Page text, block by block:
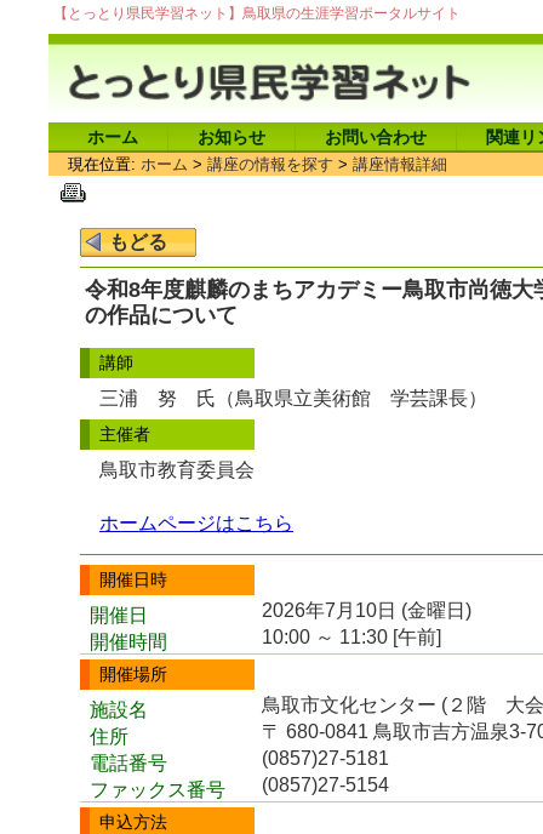
【とっとり県民学習ネット】鳥取県の生涯学習ポータルサイト
ホーム お知らせ お問い合わせ 関連リ
現在位置: ホーム > 講座の情報を探す > 講座情報詳細
令和8年度麒麟のまちアカデミー鳥取市尚徳
の作品について
講師
三浦 努 氏（鳥取県立美術館 学芸課長）
主催者
鳥取市教育委員会
ホームページはこちら
開催日時
開催日
2026年7月10日 (金曜日)
開催時間
10:00 ～ 11:30 [午前]
開催場所
施設名
鳥取市文化センター (２階 大
住所
〒 680-0841 鳥取市吉方温泉3-
電話番号
(0857)27-5181
ファックス番号
(0857)27-5154
申込方法